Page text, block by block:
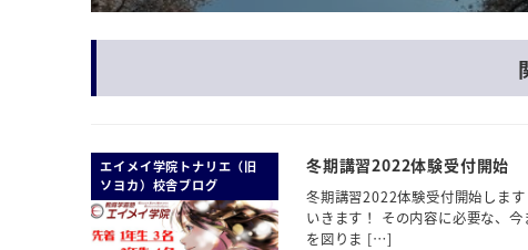
エイメイ学院トナリエ（旧
ソヨカ）校舎ブログ
冬期講習2022体験受付開始
冬期講習2022体験受付開始しま
いきます！ その内容に必要な、
を図りま […]